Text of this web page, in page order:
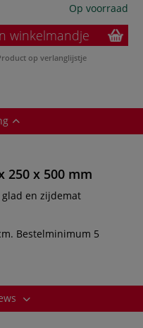
Op voorraad
winkelmandje
op verlanglijstje
250 x 500 mm
en zijdemat
Bestelminimum 5